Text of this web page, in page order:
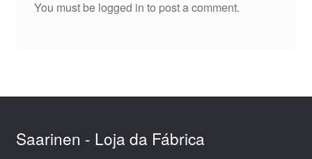
You must be logged in to post a comment.
Saarinen - Loja da Fábrica